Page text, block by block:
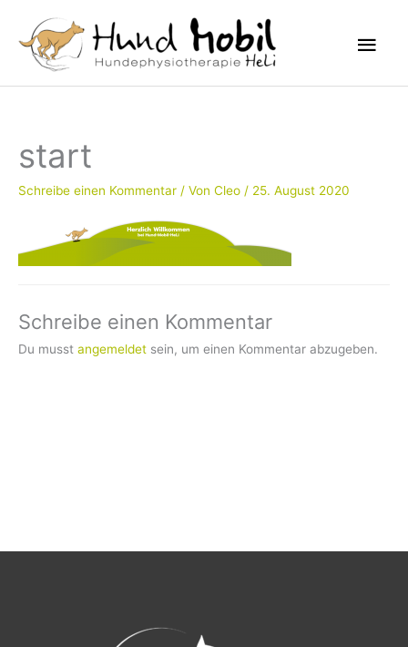
springen
start
Schreibe einen Kommentar / Von Cleo / 25. August 2020
Schreibe einen Kommentar
Du musst angemeldet sein, um einen Kommentar abzugeben.